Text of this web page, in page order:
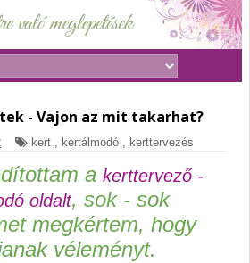
- Vajon az mit takarhat?
kert , kertálmodó , kerttervezés
a kerttervező -
oldalt, sok - sok
megkértem, hogy
véleményt.